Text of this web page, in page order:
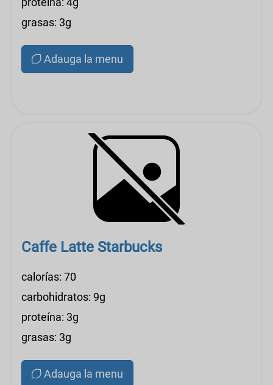
grasas: 3g
Adauga la menu
Caffe Latte Starbucks
calorías: 70
carbohidratos: 9g
proteína: 3g
grasas: 3g
Adauga la menu